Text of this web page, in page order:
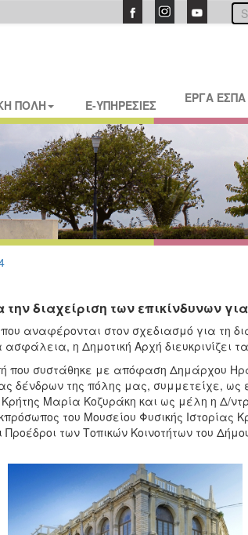
ΠΟΛΗ E-ΥΠΗΡΕΣΙΕΣ ΕΡΓΑ ΕΣΠΑ
διαχείριση των επικίνδυνων
αναφέρονται στον σχεδιασμό για τη
ασφάλεια, η Δημοτική Αρχή διευκρινίζει
που συστάθηκε με απόφαση Δημάρχου
δένδρων της πόλης μας, συμμετείχε,
Μαρία Κοζυράκη και ως μέλη η Δ/
του Μουσείου Φυσικής Ιστορίας
των Τοπικών Κοινοτήτων του